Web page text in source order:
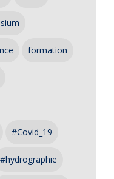
formation
#Covid_19
#hydrographie